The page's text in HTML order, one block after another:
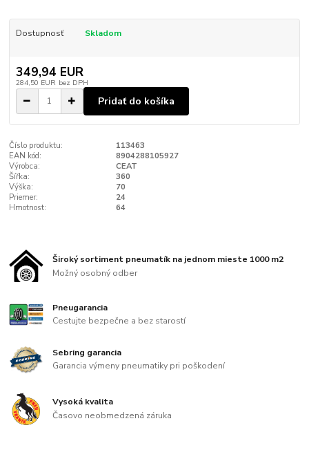
Dostupnosť Skladom
349,94 EUR
284,50 EUR bez DPH
Pridať do košíka
Číslo produktu:
113463
EAN kód:
8904288105927
Výrobca:
CEAT
Šířka:
360
Výška:
70
Priemer:
24
Hmotnost:
64
Široký sortiment pneumatík na jednom mieste 1000 m2
Možný osobný odber
Pneugarancia
Cestujte bezpečne a bez starostí
Sebring garancia
Garancia výmeny pneumatiky pri poškodení
Vysoká kvalita
Časovo neobmedzená záruka